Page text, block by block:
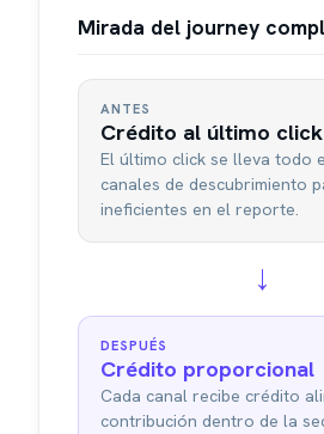
Mirada del journey
ANTES
Crédito al último click
El último click se lleva todo
canales de descubrimiento
ineficientes en el reporte.
→
DESPUÉS
Crédito proporcional
Cada canal recibe crédito
contribución dentro de la